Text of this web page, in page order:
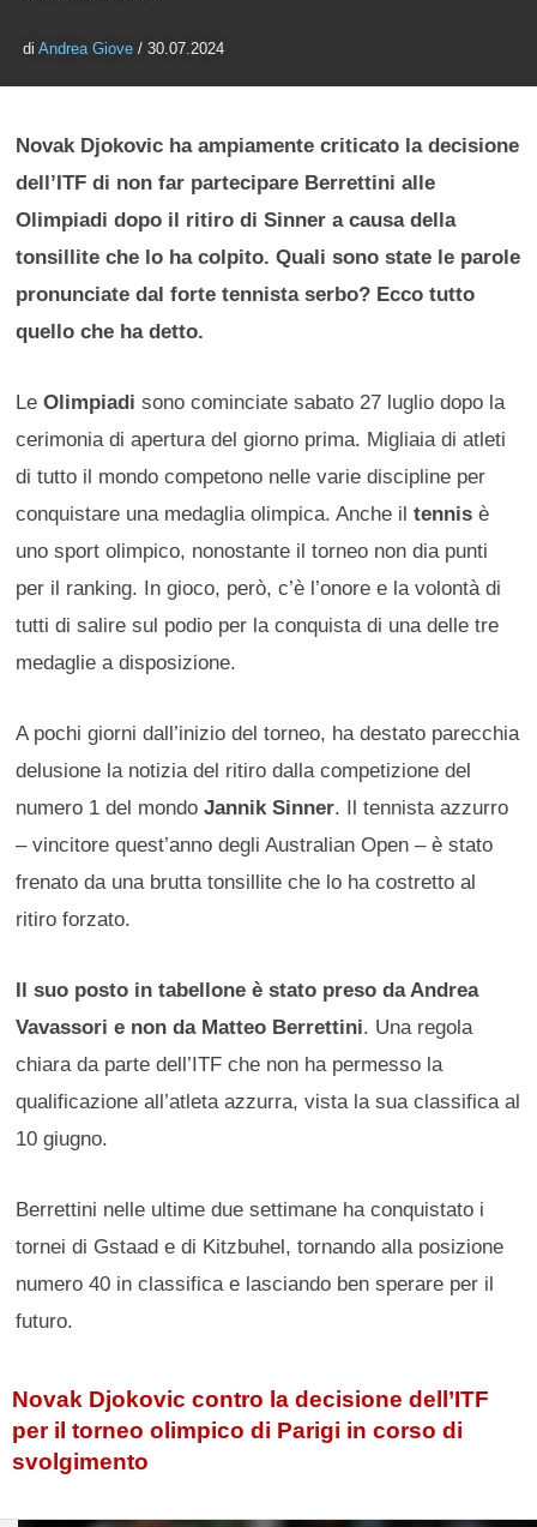
diAndrea Giove / 30.07.2024
Novak Djokovic ha ampiamente criticato la decisione
dell’ITF di non far partecipare Berrettini alle
Olimpiadi dopo il ritiro di Sinner a causa della
tonsillite che lo ha colpito. Quali sono state le parole
pronunciate dal forte tennista serbo? Ecco tutto
quello che ha detto.
LeOlimpiadi sono cominciate sabato 27 luglio dopo la
cerimonia di apertura del giorno prima. Migliaia di atleti
di tutto il mondo competono nelle varie discipline per
conquistare una medaglia olimpica. Anche il tennis è
uno sport olimpico, nonostante il torneo non dia punti
per il ranking. In gioco, però, c’è l’onore e la volontà di
tutti di salire sul podio per la conquista di una delle tre
medaglie a disposizione.
A pochi giorni dall’inizio del torneo, ha destato parecchia
delusione la notizia del ritiro dalla competizione del
numero 1 del mondoJannik Sinner. Il tennista azzurro
– vincitore quest’anno degli Australian Open – è stato
frenato da una brutta tonsillite che lo ha costretto al
ritiro forzato.
Il suo posto in tabellone è stato preso da Andrea
Vavassori e non da Matteo Berrettini. Una regola
chiara da parte dell’ITF che non ha permesso la
qualificazione all’atleta azzurra, vista la sua classifica al
10 giugno.
Berrettini nelle ultime due settimane ha conquistato i
tornei di Gstaad e di Kitzbuhel, tornando alla posizione
numero 40 in classifica e lasciando ben sperare per il
futuro.
Novak Djokovic contro la decisione dell’ITF
per il torneo olimpico di Parigi in corso di
svolgimento